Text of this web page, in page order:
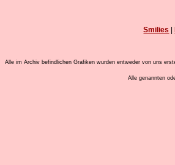
Smilies
Alle im Archiv befindlichen Grafiken wurden entweder von uns
Alle genannten